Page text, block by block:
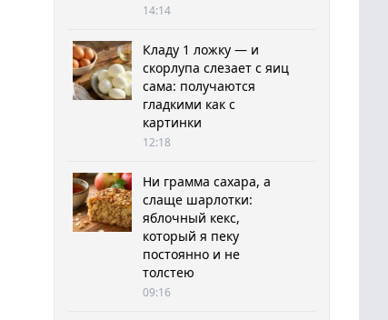
14:14
Кладу 1 ложку — и
скорлупа слезает с яиц
сама: получаются
гладкими как с
картинки
12:18
Ни грамма сахара, а
слаще шарлотки:
яблочный кекс,
который я пеку
постоянно и не
толстею
09:16